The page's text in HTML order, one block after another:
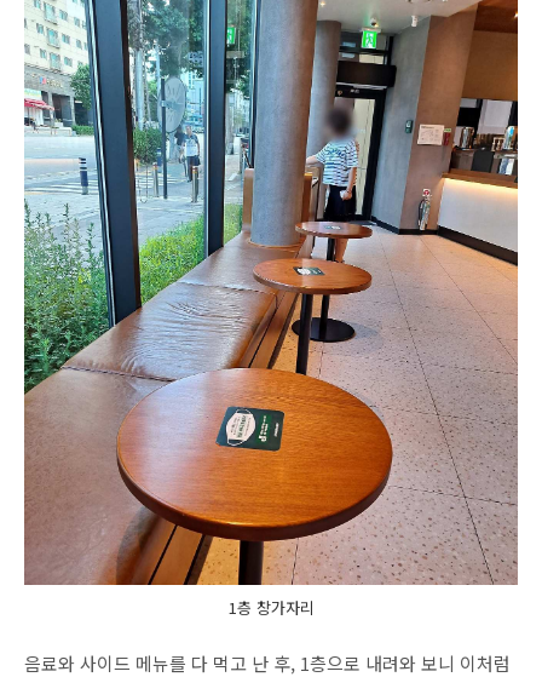
1층 창가자리
음료와 사이드 메뉴를 다 먹고 난 후, 1층으로 내려와 보니 이처럼